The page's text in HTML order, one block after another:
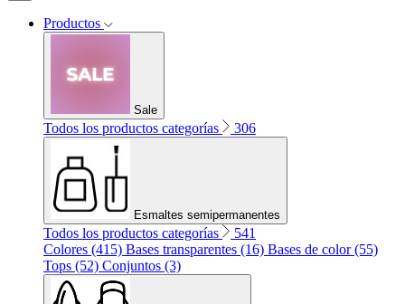
Productos
Sale
Todos los productos categorías 306
Esmaltes semipermanentes
Todos los productos categorías
541
Colores (415) Bases transparentes (16) Bases de color (55)
Tops (52) Conjuntos (3)